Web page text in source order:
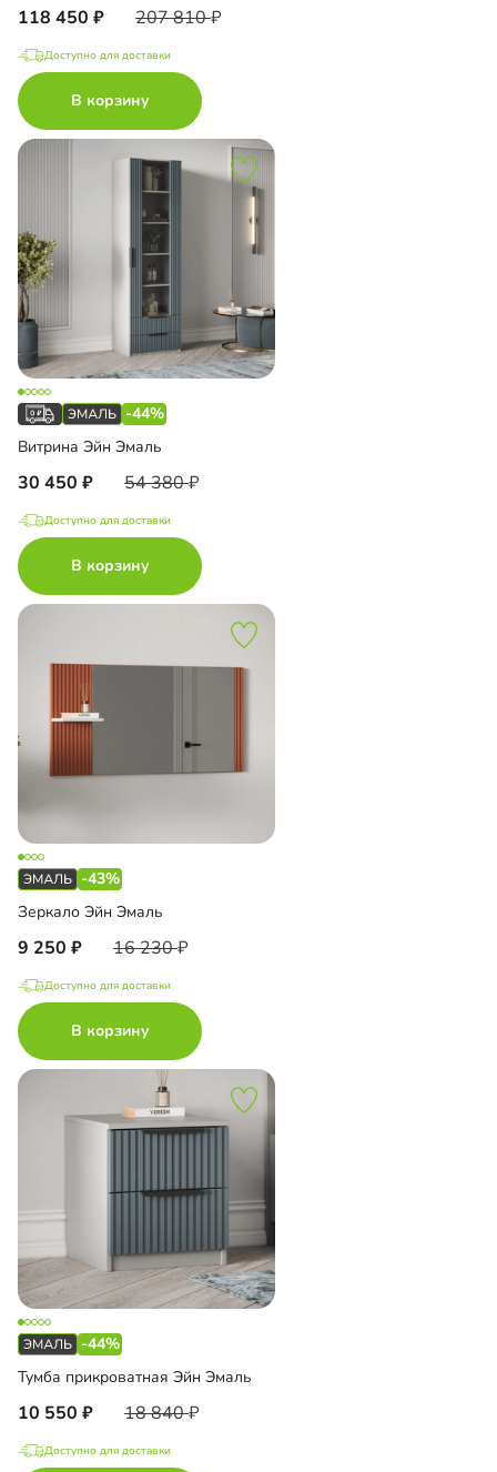
118 450 207 810
Доступно для доставки
В корзину
-44%
Витрина Эйн Эмаль
30 450 54 380
Доступно для доставки
В корзину
-43%
Зеркало Эйн Эмаль
9 250 16 230
Доступно для доставки
В корзину
-44%
Тумба прикроватная Эйн Эмаль
10 550 18 840
Доступно для доставки